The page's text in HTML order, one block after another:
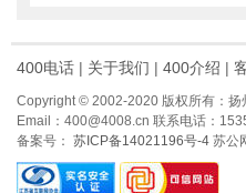
400电话 | 关于我们 | 400介绍 |
Copyright © 2002-2020 版权所有：扬
Email：400@4008.cn 联系电话：
备案号： 苏ICP备14021196号-4 苏公